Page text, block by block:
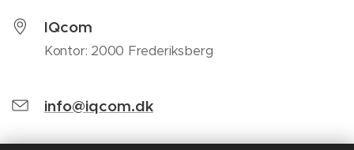
IQcom
Kontor: 2000 Frederiksberg
info@iqcom.dk